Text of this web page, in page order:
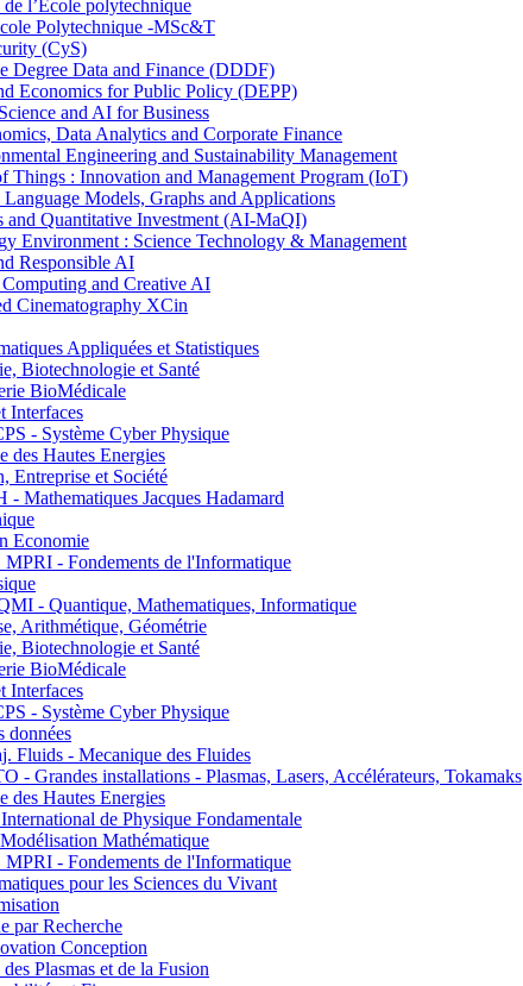
l’École polytechnique
Polytechnique -MSc&T
(CyS)
Data and Finance (DDDF)
Economics for Public Policy (DEPP)
and AI for Business
Data Analytics and Corporate Finance
Engineering and Sustainability Management
: Innovation and Management Program (IoT)
Models, Graphs and Applications
Quantitative Investment (AI-MaQI)
Environment : Science Technology & Management
Responsible AI
and Creative AI
Cinematography XCin
Appliquées et Statistiques
Biotechnologie et Santé
BioMédicale
Interfaces
- Système Cyber Physique
Hautes Energies
Entreprise et Société
Jacques Hadamard
Economie
- Fondements de l'Informatique
- Quantique, Mathematiques, Informatique
Arithmétique, Géométrie
Biotechnologie et Santé
BioMédicale
Interfaces
- Système Cyber Physique
données
- Mecanique des Fluides
Grandes installations - Plasmas, Lasers, Accélérateurs, Tokamaks
Hautes Energies
de Physique Fondamentale
Mathématique
- Fondements de l'Informatique
pour les Sciences du Vivant
par Recherche
Conception
Plasmas et de la Fusion